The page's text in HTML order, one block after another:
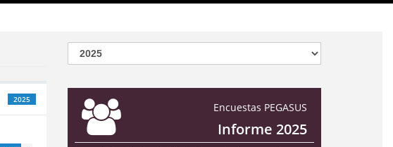
Encuestas PEGASUS
Informe 2025
2025